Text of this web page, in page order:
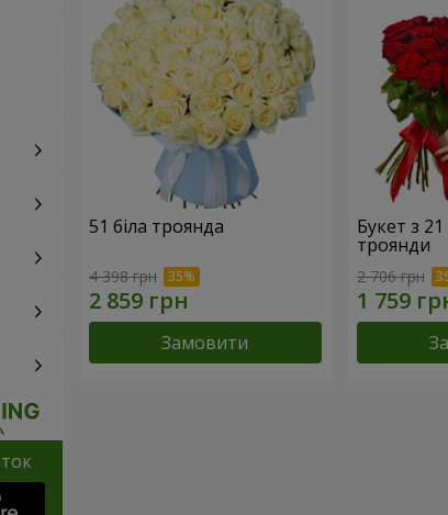
51 біла троянда
4 398 грн
Замовити
Букет з
троянди
2 706 грн